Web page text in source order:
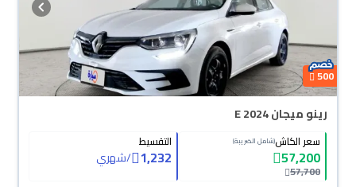
500
رينو ميجان E 2024
سعر الكاش(شامل الضريبة)
57,200
57,700
التقسيط
1,232
/شهري